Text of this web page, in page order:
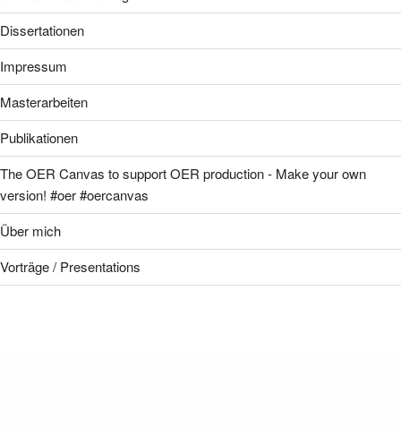
Dissertationen
Impressum
Masterarbeiten
Publikationen
The OER Canvas to support OER production - Make your own
version! #oer #oercanvas
Über mich
Vorträge / Presentations